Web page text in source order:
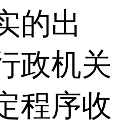
的出
政机关
程序收